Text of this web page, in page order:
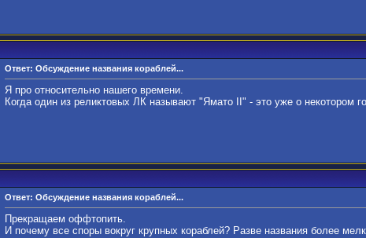
Ответ: Обсуждение названия кораблей...
Я про относительно нашего времени.
Когда один из реликтовых ЛК называют "Ямато II" - это уже о некотором
Ответ: Обсуждение названия кораблей...
Прекращаем оффтопить.
И почему все споры вокруг крупных кораблей? Разве названия более